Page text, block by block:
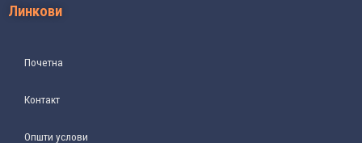
Линкови
Почетна
Контакт
Општи услови